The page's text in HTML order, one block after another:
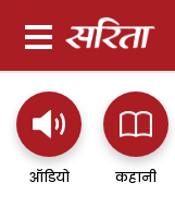
ऑडियो कहानी